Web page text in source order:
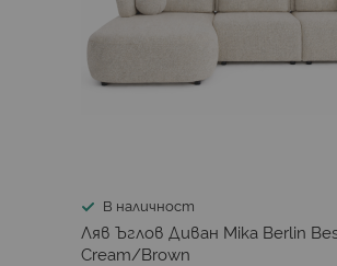
В наличност
Ляв Ъглов Диван Mika Berlin
Cream/Brown